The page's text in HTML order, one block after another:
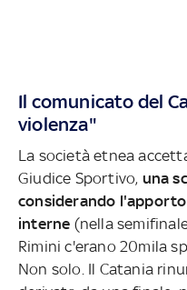
Il comunicato del
violenza"
La società etnea
Giudice Sportivo, una
considerando
interne (nella
Rimini c'erano 20mila
Non solo. Il Catania